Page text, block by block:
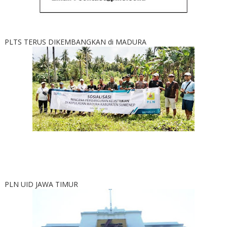
PLTS TERUS DIKEMBANGKAN di MADURA
PLN UID JAWA TIMUR